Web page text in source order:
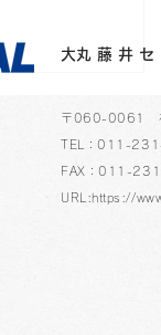
大丸藤井
〒060-0061 札
TEL：011-
FAX：011-
URL:https://